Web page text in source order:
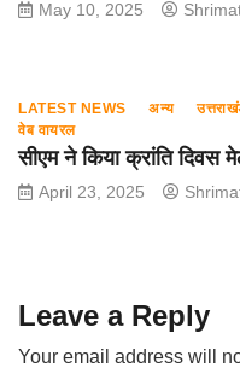
May 10, 2025
LATEST NEWS अन्य
वेब वायरल
सीएम ने किया क्रांति दिवस
April 23, 2025
Leave a Reply
Your email address will